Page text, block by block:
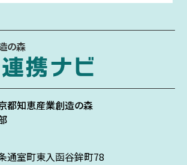
の森
都知恵産業創造の森
通室町東入函谷鉾町78